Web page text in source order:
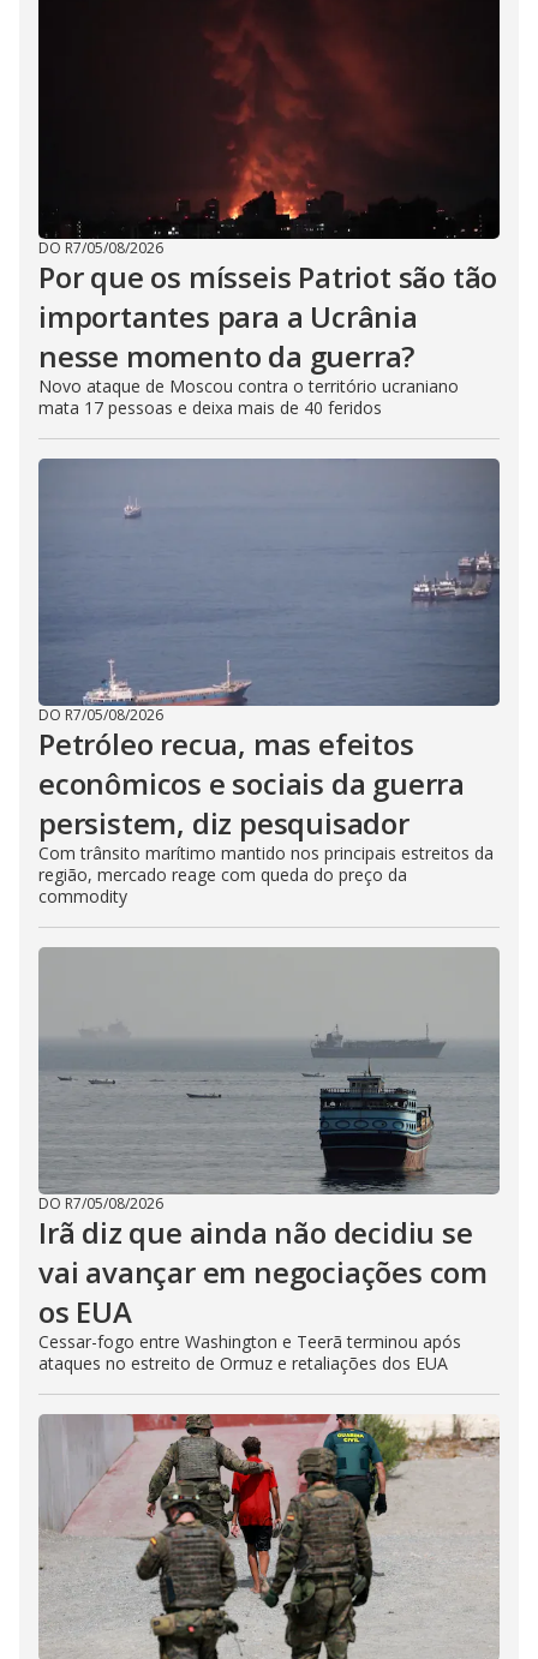
DO R7/05/08/2026
Por que os mísseis Patriot são tão
importantes para a Ucrânia
nesse momento da guerra?
Novo ataque de Moscou contra o território ucraniano
mata 17 pessoas e deixa mais de 40 feridos
DO R7/05/08/2026
Petróleo recua, mas efeitos
econômicos e sociais da guerra
persistem, diz pesquisador
Com trânsito marítimo mantido nos principais estreitos da
região, mercado reage com queda do preço da
commodity
DO R7/05/08/2026
Irã diz que ainda não decidiu se
vai avançar em negociações com
os EUA
Cessar-fogo entre Washington e Teerã terminou após
ataques no estreito de Ormuz e retaliações dos EUA